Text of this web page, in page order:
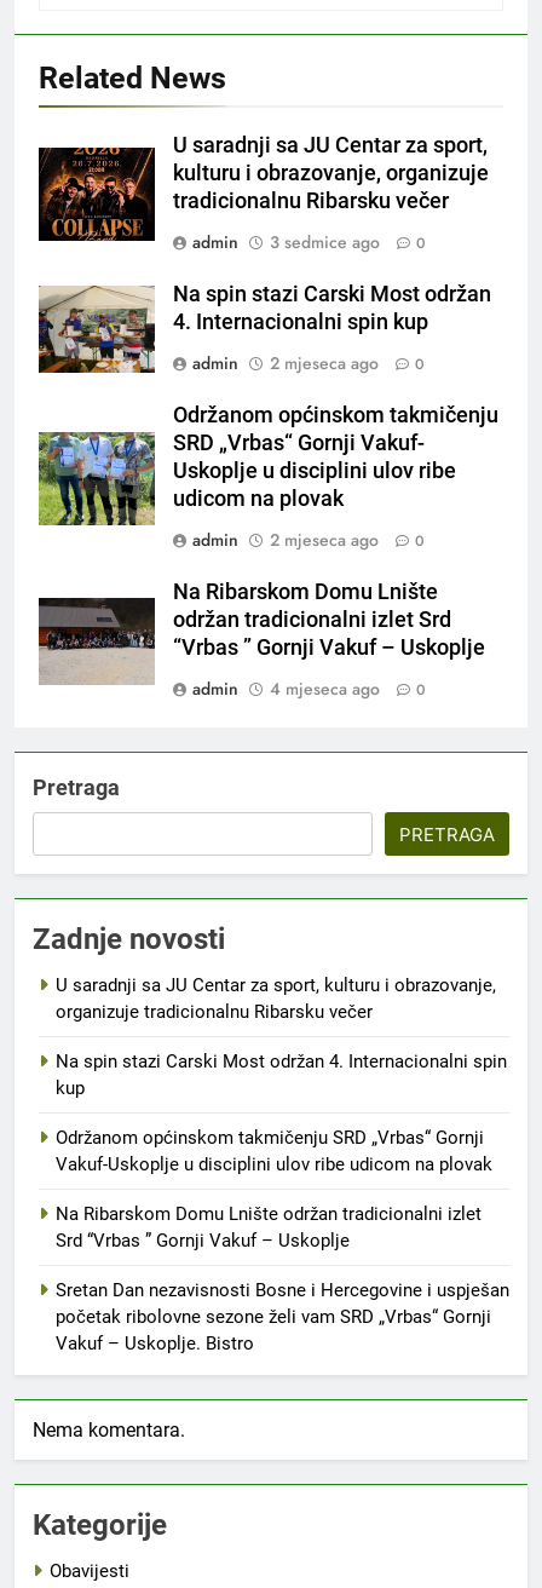
Related News
U saradnji sa JU Centar za sport,
kulturu i obrazovanje, organizuje
tradicionalnu Ribarsku večer
admin
3 sedmice ago 0
Na spin stazi Carski Most održan
4. Internacionalni spin kup
admin
2 mjeseca ago 0
Održanom općinskom takmičenju
SRD „Vrbas“ Gornji Vakuf-
Uskoplje u disciplini ulov ribe
udicom na plovak
admin
2 mjeseca ago 0
Na Ribarskom Domu Lnište
održan tradicionalni izlet Srd
“Vrbas ” Gornji Vakuf – Uskoplje
admin
4 mjeseca ago 0
Pretraga
PRETRAGA
Zadnje novosti
U saradnji sa JU Centar za sport, kulturu i obrazovanje,
organizuje tradicionalnu Ribarsku večer
Na spin stazi Carski Most održan 4. Internacionalni spin
kup
Održanom općinskom takmičenju SRD „Vrbas“ Gornji
Vakuf-Uskoplje u disciplini ulov ribe udicom na plovak
Na Ribarskom Domu Lnište održan tradicionalni izlet
Srd “Vrbas ” Gornji Vakuf – Uskoplje
Sretan Dan nezavisnosti Bosne i Hercegovine i uspješan
početak ribolovne sezone želi vam SRD „Vrbas“ Gornji
Vakuf – Uskoplje. Bistro
Nema komentara.
Kategorije
Obavijesti